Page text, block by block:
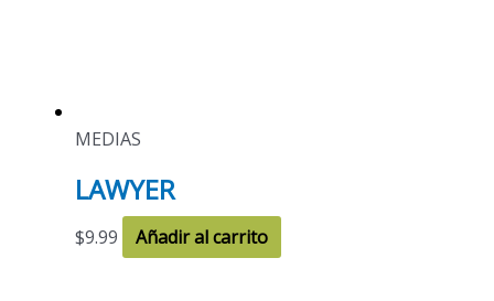
MEDIAS
LAWYER
$9.99 Añadir al carrito